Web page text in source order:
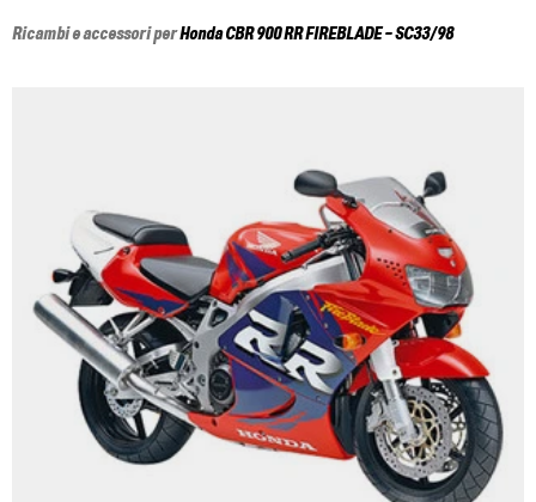
Ricambi e accessori perHondaCBR 900 RR FIREBLADE - SC33/98